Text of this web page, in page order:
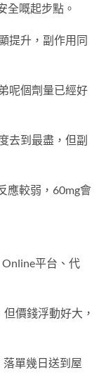
全嘅起步點。
提升，副作用同
呢個劑量已經好
去到最盡，但副
應較弱，60mg會
平台、代
價錢浮動好大，
單幾日送到屋